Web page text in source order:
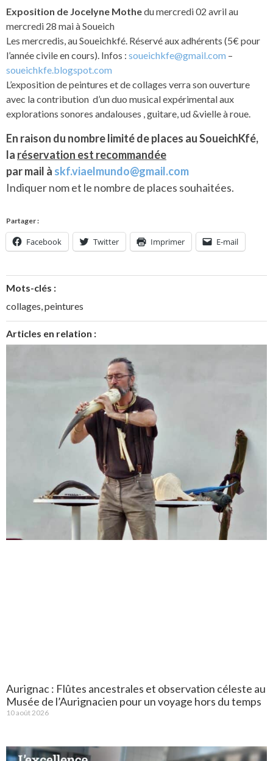
Exposition de Jocelyne Mothedu mercredi 02 avril au
mercredi 28 mai à Soueich
Les mercredis, au Soueichkfé. Réservé aux adhérents (5€ pour
l’année civile en cours). Infos : soueichkfe@gmail.com –
soueichkfe.blogspot.com
L’exposition de peintures et de collages verra son ouverture
avec la contribution d’un duo musical expérimental aux
explorations sonores andalouses , guitare, ud &vielle à roue.
En raison du nombre limité deplaces au SoueichKfé,
la réservation est recommandée
par mail à skf.viaelmundo@gmail.com
Indiquer nom et le nombre de places souhaitées.
Partager :
Facebook Twitter Imprimer E-mail
Mots-clés :
collages peintures
Articles en relation :
Aurignac : Flûtes ancestrales et observation céleste au
Musée de l’Aurignacien pour un voyage hors du temps
10 août 2026